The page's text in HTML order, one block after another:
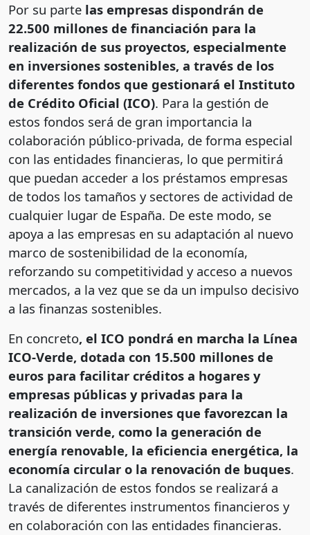
Por su parte las empresas dispondrán de
22.500 millones de financiación para la
realización de sus proyectos, especialmente
en inversiones sostenibles, a través de los
diferentes fondos que gestionará el Instituto
de Crédito Oficial (ICO). Para la gestión de
estos fondos será de gran importancia la
colaboración público-privada, de forma especial
con las entidades financieras, lo que permitirá
que puedan acceder a los préstamos empresas
de todos los tamaños y sectores de actividad de
cualquier lugar de España. De este modo, se
apoya a las empresas en su adaptación al nuevo
marco de sostenibilidad de la economía,
reforzando su competitividad y acceso a nuevos
mercados, a la vez que se da un impulso decisivo
a las finanzas sostenibles.
En concreto, el ICO pondrá en marcha la Línea
ICO-Verde, dotada con 15.500 millones de
euros para facilitar créditos a hogares y
empresas públicas y privadas para la
realización de inversiones que favorezcan la
transición verde, como la generación de
energía renovable, la eficiencia energética, la
economía circular o la renovación de buques.
La canalización de estos fondos se realizará a
través de diferentes instrumentos financieros y
en colaboración con las entidades financieras.